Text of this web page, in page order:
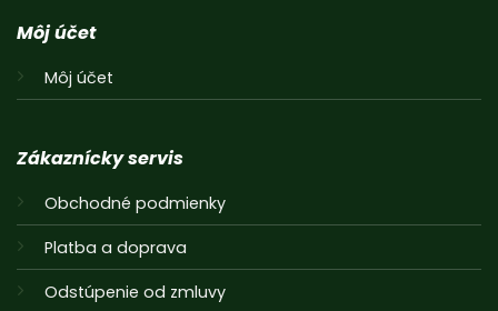
Môj účet
Môj účet
Zákaznícky servis
Obchodné podmienky
Platba a doprava
Odstúpenie od zmluvy